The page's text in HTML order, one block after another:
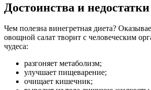
Достоинства и недостатки
Чем полезна винегретная диета?
овощной салат творит с человеческим
чудеса:
разгоняет метаболизм;
улучшает пищеварение;
очищает кишечник;